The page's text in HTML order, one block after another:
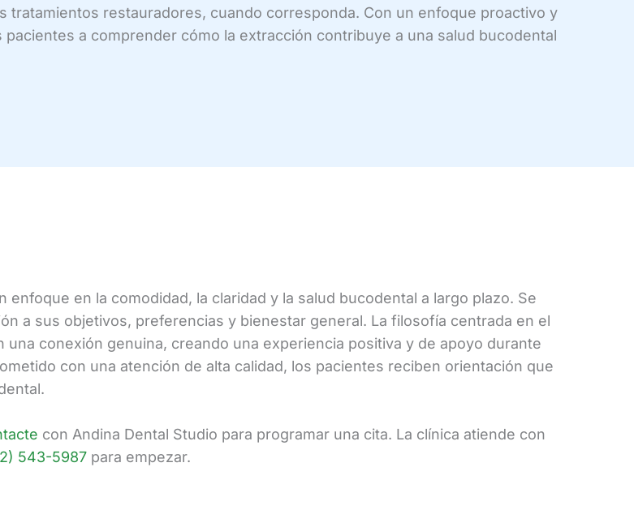
tratamientos restauradores, cuando corresponda. Con un enfoque proactivo y
a comprender cómo la extracción contribuye a una salud bucodental
en la comodidad, la claridad y la salud bucodental a largo plazo. Se
a sus objetivos, preferencias y bienestar general. La filosofía centrada en el
conexión genuina, creando una experiencia positiva y de apoyo durante
con una atención de alta calidad, los pacientes reciben orientación que
con Andina Dental Studio para programar una cita. La clínica atiende con
543-5987 para empezar.